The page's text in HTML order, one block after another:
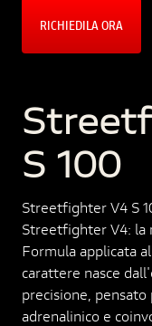
RICHIEDILA ORA
S 100
Streetfighter V4 S
Streetfighter V4: la
Formula applicata
carattere nasce
precisione,
adrenalinico e